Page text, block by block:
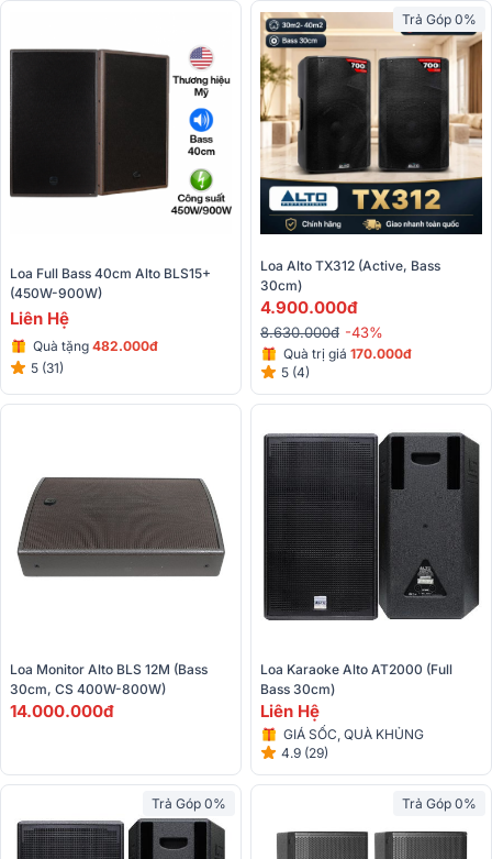
Loa Full Bass 40cm Alto BLS15+
(450W-900W)
Liên Hệ
Quà tặng 482.000đ
5 (31)
Trả Góp 0%
Loa Alto TX312 (Active, Bass
30cm)
4.900.000đ
8.630.000đ -43%
Quà trị giá 170.000đ
5 (4)
Loa Monitor Alto BLS 12M (Bass
30cm, CS 400W-800W)
14.000.000đ
Loa Karaoke Alto AT2000 (full
Bass 30cm)
Liên Hệ
GIÁ SỐC, QUÀ KHỦNG
4.9 (29)
Trả Góp 0% Trả Góp 0%